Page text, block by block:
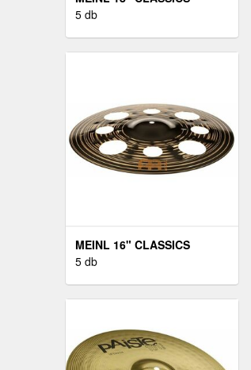
CUSTOM TRASH CHINA
5 db
MEINL 16" CLASSICS
CUSTOM DARK TRASH
5 db